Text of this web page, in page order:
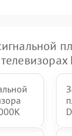
телевизорах